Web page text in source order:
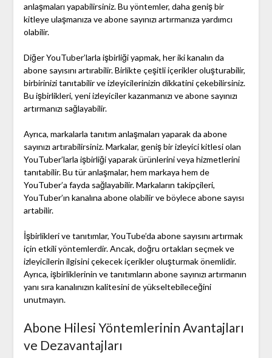
anlaşmaları yapabilirsiniz. Bu yöntemler, daha geniş bir
kitleye ulaşmanıza ve abone sayınızı artırmanıza yardımcı
olabilir.
Diğer YouTuber’larla işbirliği yapmak, her iki kanalın da
abone sayısını artırabilir. Birlikte çeşitli içerikler oluşturabilir,
birbirinizi tanıtabilir ve izleyicilerinizin dikkatini çekebilirsiniz.
Bu işbirlikleri, yeni izleyiciler kazanmanızı ve abone sayınızı
artırmanızı sağlayabilir.
Ayrıca, markalarla tanıtım anlaşmaları yaparak da abone
sayınızı artırabilirsiniz. Markalar, geniş bir izleyici kitlesi olan
YouTuber’larla işbirliği yaparak ürünlerini veya hizmetlerini
tanıtabilir. Bu tür anlaşmalar, hem markaya hem de
YouTuber’a fayda sağlayabilir. Markaların takipçileri,
YouTuber’ın kanalına abone olabilir ve böylece abone sayısı
artabilir.
İşbirlikleri ve tanıtımlar, YouTube’da abone sayısını artırmak
için etkili yöntemlerdir. Ancak, doğru ortakları seçmek ve
izleyicilerin ilgisini çekecek içerikler oluşturmak önemlidir.
Ayrıca, işbirliklerinin ve tanıtımların abone sayınızı artırmanın
yanı sıra kanalınızın kalitesini de yükseltebileceğini
unutmayın.
Abone Hilesi Yöntemlerinin Avantajları
ve Dezavantajları